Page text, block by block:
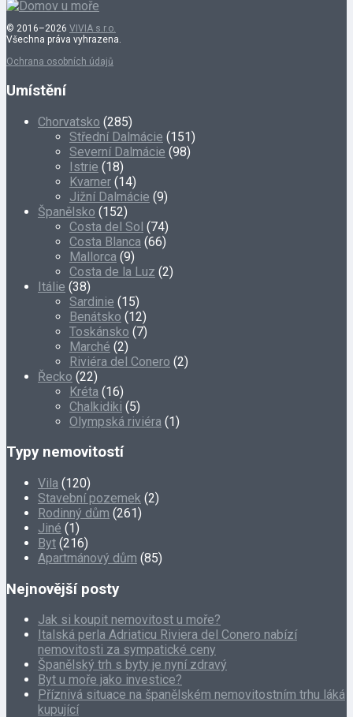
© 2016–2026 VIVIA s.r.o.
Všechna práva vyhrazena.
Ochrana osobních údajů
Umístění
Chorvatsko (285)
Střední Dalmácie (151)
Severní Dalmácie (98)
Istrie (18)
Kvarner (14)
Jižní Dalmácie (9)
Španělsko (152)
Costa del Sol (74)
Costa Blanca (66)
Mallorca (9)
Costa de la Luz (2)
Itálie (38)
Sardinie (15)
Benátsko (12)
Toskánsko (7)
Marché (2)
Riviéra del Conero (2)
Řecko (22)
Kréta (16)
Chalkidiki (5)
Olympská riviéra (1)
Typy nemovitostí
Vila (120)
Stavební pozemek (2)
Rodinný dům (261)
Jiné (1)
Byt (216)
Apartmánový dům (85)
Nejnovější posty
Jak si koupit nemovitost u moře?
Italská perla Adriaticu Riviera del Conero nabízí
nemovitosti za sympatické ceny
Španělský trh s byty je nyní zdravý
Byt u moře jako investice?
Příznivá situace na španělském nemovitostním trhu láká
kupující